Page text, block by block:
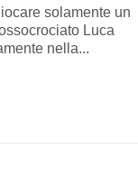
solamente un
Luca
nella...